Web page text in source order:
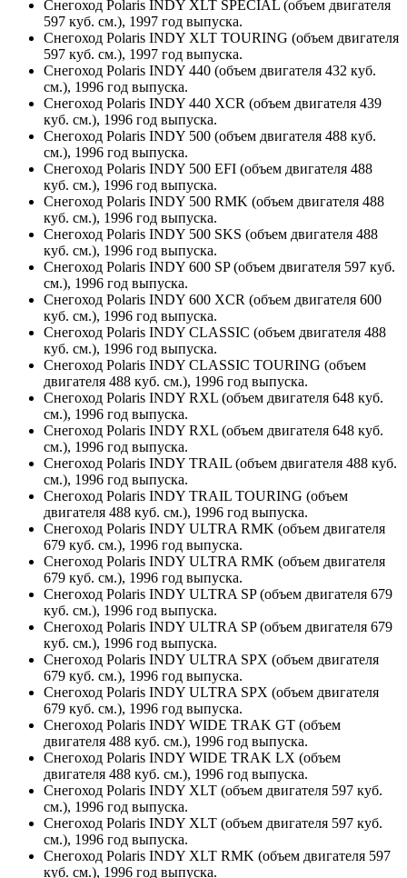
Снегоход Polaris INDY XLT SPECIAL (объем двигателя
597 куб. см.), 1997 год выпуска.
Снегоход Polaris INDY XLT TOURING (объем двигателя
597 куб. см.), 1997 год выпуска.
Снегоход Polaris INDY 440 (объем двигателя 432 куб.
см.), 1996 год выпуска.
Снегоход Polaris INDY 440 XCR (объем двигателя 439
куб. см.), 1996 год выпуска.
Снегоход Polaris INDY 500 (объем двигателя 488 куб.
см.), 1996 год выпуска.
Снегоход Polaris INDY 500 EFI (объем двигателя 488
куб. см.), 1996 год выпуска.
Снегоход Polaris INDY 500 RMK (объем двигателя 488
куб. см.), 1996 год выпуска.
Снегоход Polaris INDY 500 SKS (объем двигателя 488
куб. см.), 1996 год выпуска.
Снегоход Polaris INDY 600 SP (объем двигателя 597 куб.
см.), 1996 год выпуска.
Снегоход Polaris INDY 600 XCR (объем двигателя 600
куб. см.), 1996 год выпуска.
Снегоход Polaris INDY CLASSIC (объем двигателя 488
куб. см.), 1996 год выпуска.
Снегоход Polaris INDY CLASSIC TOURING (объем
двигателя 488 куб. см.), 1996 год выпуска.
Снегоход Polaris INDY RXL (объем двигателя 648 куб.
см.), 1996 год выпуска.
Снегоход Polaris INDY RXL (объем двигателя 648 куб.
см.), 1996 год выпуска.
Снегоход Polaris INDY TRAIL (объем двигателя 488 куб.
см.), 1996 год выпуска.
Снегоход Polaris INDY TRAIL TOURING (объем
двигателя 488 куб. см.), 1996 год выпуска.
Снегоход Polaris INDY ULTRA RMK (объем двигателя
679 куб. см.), 1996 год выпуска.
Снегоход Polaris INDY ULTRA RMK (объем двигателя
679 куб. см.), 1996 год выпуска.
Снегоход Polaris INDY ULTRA SP (объем двигателя 679
куб. см.), 1996 год выпуска.
Снегоход Polaris INDY ULTRA SP (объем двигателя 679
куб. см.), 1996 год выпуска.
Снегоход Polaris INDY ULTRA SPX (объем двигателя
679 куб. см.), 1996 год выпуска.
Снегоход Polaris INDY ULTRA SPX (объем двигателя
679 куб. см.), 1996 год выпуска.
Снегоход Polaris INDY WIDE TRAK GT (объем
двигателя 488 куб. см.), 1996 год выпуска.
Снегоход Polaris INDY WIDE TRAK LX (объем
двигателя 488 куб. см.), 1996 год выпуска.
Снегоход Polaris INDY XLT (объем двигателя 597 куб.
см.), 1996 год выпуска.
Снегоход Polaris INDY XLT (объем двигателя 597 куб.
см.), 1996 год выпуска.
Снегоход Polaris INDY XLT RMK (объем двигателя 597
куб. см.), 1996 год выпуска.